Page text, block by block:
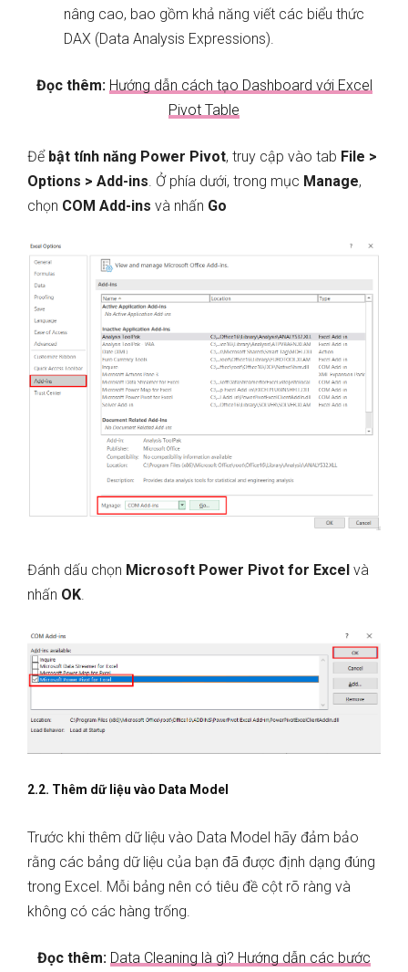
nâng cao, bao gồm khả năng viết các biểu thức
DAX (Data Analysis Expressions).
Đọc thêm: Hướng dẫn cách tạo Dashboard với Excel
Pivot Table
Để bật tính năng Power Pivot, truy cập vào tab File >
Options > Add-ins. Ở phía dưới, trong mục Manage,
chọn COM Add-ins và nhấn Go
Đánh dấu chọn Microsoft Power Pivot for Excel và
nhấn OK
2.2. Thêm dữ liệu vào Data Model
Trước khi thêm dữ liệu vào Data Model hãy đảm bảo
rằng các bảng dữ liệu của bạn đã được định dạng đúng
trong Excel. Mỗi bảng nên có tiêu đề cột rõ ràng và
không có các hàng trống.
Đọc thêm: Data Cleaning là gì? Hướng dẫn các bước